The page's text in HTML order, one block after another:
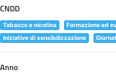
CNDD
Tabacco e nicotina
Formazione ed
Iniziative di sensibilizzazione
Anno